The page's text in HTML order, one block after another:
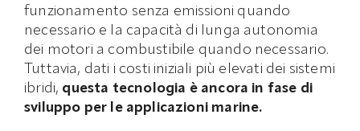
funzionamento senza emissioni quando
necessario e la capacità di lunga autonomia
dei motori a combustibile quando necessario.
Tuttavia, dati i costi iniziali più elevati dei sistemi
ibridi, questa tecnologia è ancora in fase di
sviluppo per le applicazioni marine.